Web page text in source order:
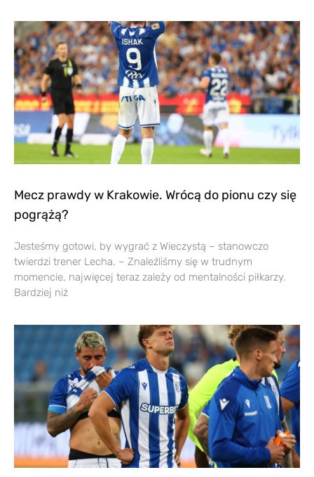
Mecz prawdy w Krakowie. Wrócą do pionu czy się
pogrążą?
Jesteśmy gotowi, by wygrać z Wieczystą – stanowczo
twierdzi trener Lecha. – Znaleźliśmy się w trudnym
momencie, najwięcej teraz zależy od mentalności piłkarzy.
Bardziej niż